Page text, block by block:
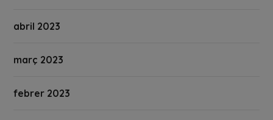
abril 2023
març 2023
febrer 2023